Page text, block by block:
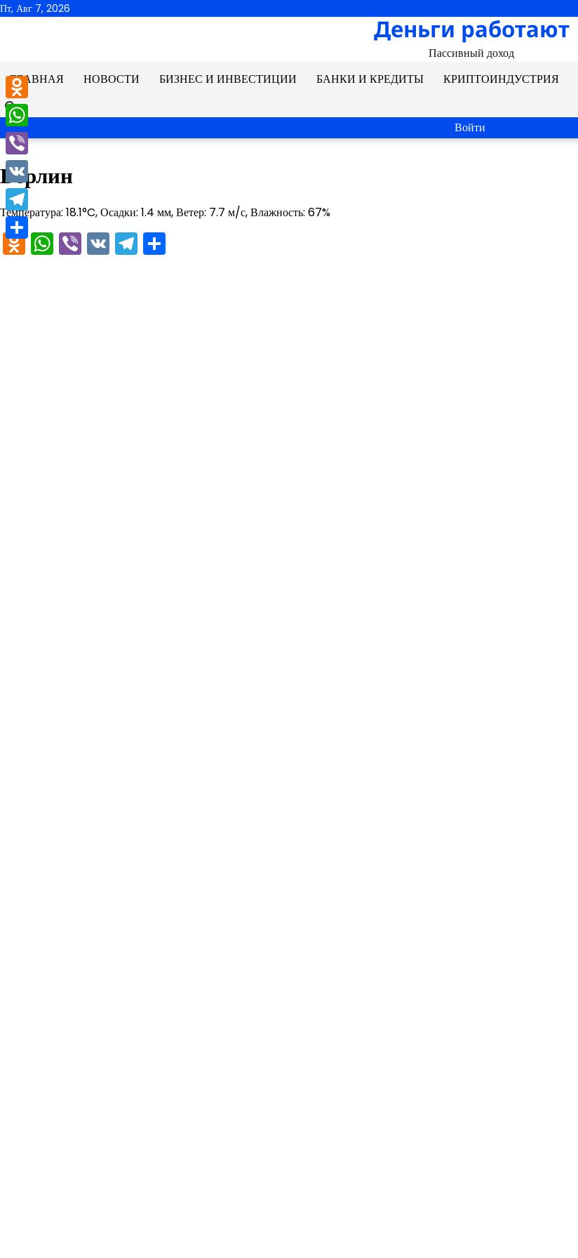
Перейти
Пт, Авг 7, 2026
Деньги работают
Пассивный доход
ГЛАВНАЯ
НОВОСТИ БИЗНЕС И ИНВЕСТИЦИИ БАНКИ И КРЕДИТЫ КРИПТОИНДУСТРИЯ
Войти
Берлин
Температура: 18.1°C, Осадки: 1.4 мм, Ветер: 7.7 м/с, Влажность: 67%
Odnoklassniki
WhatsApp
Viber
VKTelegram
Odnoklassniki
WhatsApp
Viber
VK
Telegram
Отправить